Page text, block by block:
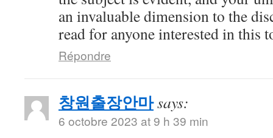
an invaluable dimension to the
read for anyone interested in this
Répondre
창원출장안마says:
6 octobre 2023 at 9 h 39 min